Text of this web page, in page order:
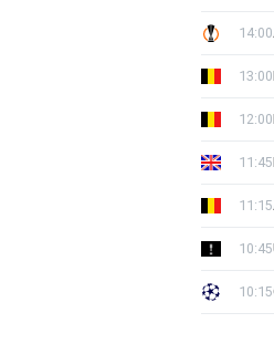
14:00
13:00
12:00
11:45
11:15
10:45
10:15